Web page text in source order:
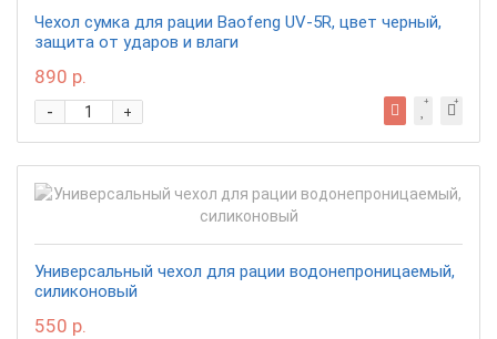
Чехол сумка для рации Baofeng UV-5R, цвет черный,
защита от ударов и влаги
890 р.
+
-
Универсальный чехол для рации водонепроницаемый,
силиконовый
550 р.